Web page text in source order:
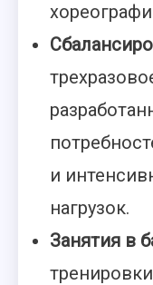
и
нагрузок.
Занятия в